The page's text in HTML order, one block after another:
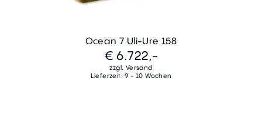
Ocean 7 Uli-Ure 158
€ 6.722,-
zzgl. Versand
Lieferzeit: 9 - 10 Wochen